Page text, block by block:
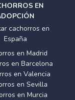
EN
cachorros en
España
en Madrid
en Barcelona
en Valencia
en Sevilla
en Murcia